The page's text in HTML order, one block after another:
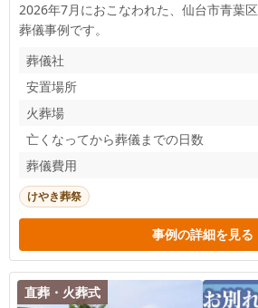
2026年7月におこなわれた、 仙台市青葉区
葬儀事例です。
葬儀社
安置場所
火葬場
亡くなってから葬儀までの日数
葬儀費用
けやき葬祭
事例の詳細を見る
直葬・火葬式